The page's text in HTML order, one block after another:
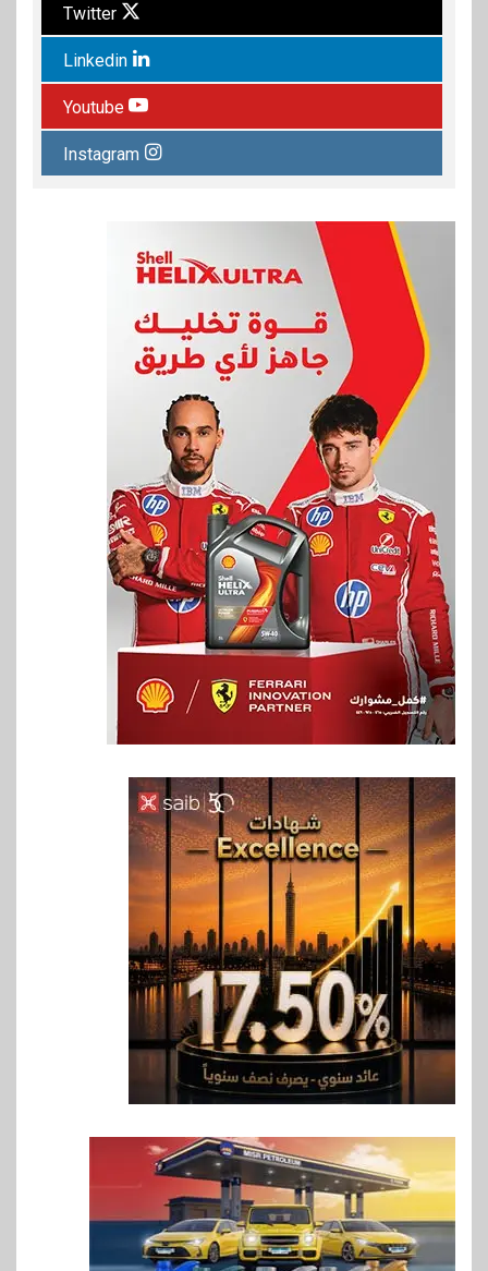
Twitter
Linkedin
Youtube
Instagram
بنوك
يورو صافي ربح في النصف الأول
2026
7
اخبار
غرفة القاهرة تنظم ندوة إلكترونية
لدعم الصادرات وتحقيق
مستهدفات رؤية مصر 2030
8
بنوك
بنك مصر يشارك في فعالية اليوم
العروض المجانية
بنوك
بنك QNB مصر يعزز جاهزية
المشروعات الصغيرة والمتوسطة